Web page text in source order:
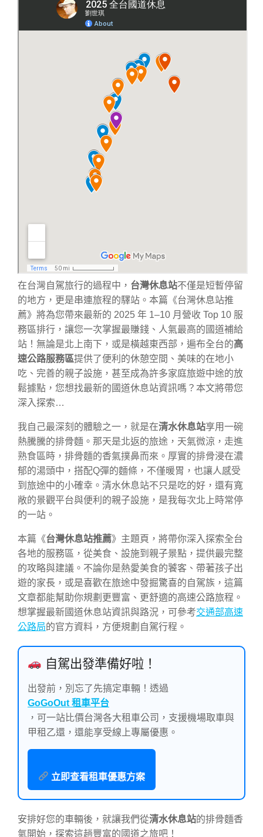
在台灣自駕旅行的過程中， 台灣休息站不僅是短暫停留
的地方，更是串連旅程的驛站。本篇《台灣休息站推
薦》將為您帶來最新的 2025 年 1–10 月營收 Top 10 服
務區排行，讓您一次掌握最賺錢、人氣最高的國道補給
站！無論是北上南下，或是橫越東西部，遍布全台的高
速公路服務區提供了便利的休憩空間、美味的在地小
吃、完善的親子設施，甚至成為許多家庭旅遊中途的放
鬆據點，您想找最新的國道休息站資訊嗎？本文將帶您
深入探索…
我自己最深刻的體驗之一，就是在清水休息站享用一碗
熱騰騰的排骨麵。那天是北返的旅途，天氣微涼，走進
熟食區時，排骨麵的香氣撲鼻而來。厚實的排骨浸在濃
郁的湯頭中，搭配Q彈的麵條，不僅暖胃，也讓人感受
到旅途中的小確幸。清水休息站不只是吃的好，還有寬
敞的景觀平台與便利的親子設施，是我每次北上時常停
的一站。
本篇《台灣休息站推薦》主題頁，將帶你深入探索全台
各地的服務區，從美食、設施到親子景點，提供最完整
的攻略與建議。不論你是熱愛美食的饕客、帶著孩子出
遊的家長，或是喜歡在旅途中發掘驚喜的自駕族，這篇
文章都能幫助你規劃更豐富、更舒適的高速公路旅程。
想掌握最新國道休息站資訊與路況，可參考交通部高速
公路局的官方資料，方便規劃自駕行程。
自駕出發準備好啦！
出發前，別忘了先搞定車輛！透過
GoGoOut 租車平台
，可一站比價台灣各大租車公司，支援機場取車與
甲租乙還，還能享受線上專屬優惠。
立即查看租車優惠方案
安排好您的車輛後，就讓我們從清水休息站的排骨麵香
氣開始，探索這趟豐富的國道之旅吧！